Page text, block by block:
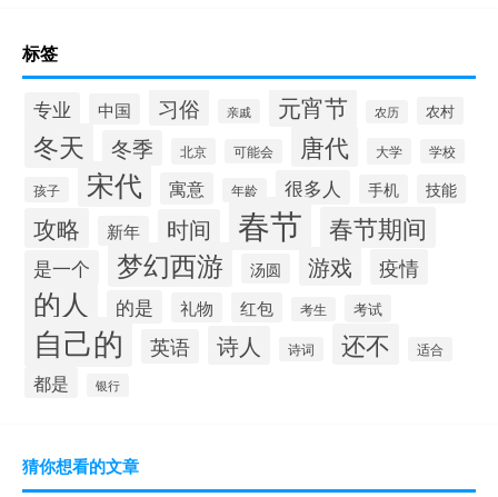
标签
专业 中国 习俗 亲戚 元宵节 农历 农村
冬天 冬季 北京 可能会 唐代 大学 学校
孩子 宋代 寓意 年龄 很多人 手机 技能
攻略 新年 时间 春节 春节期间
是一个 梦幻西游 汤圆 游戏 疫情
的人 的是 礼物 红包 考生 考试
自己的 英语 诗人 诗词 还不 适合
都是 银行
猜你想看的文章